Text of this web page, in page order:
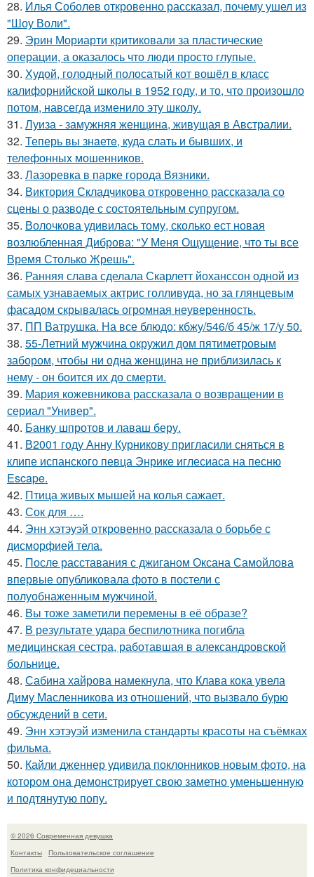
28. Илья Соболев откровенно рассказал, почему ушел из
"Шоу Воли".
29. Эрин Мориарти критиковали за пластические
операции, а оказалось что люди просто глупые.
30. Худой, голодный полосатый кот вошёл в класс
калифорнийской школы в 1952 году, и то, что произошло
потом, навсегда изменило эту школу.
31. Луиза - замужняя женщина, живущая в Австралии.
32. Теперь вы знaетe, куда слать и бывших, и
телeфонныx мошенников.
33. Лазоревка в парке города Вязники.
34. Виктория Складчикова откровенно рассказала со
сцены о разводе с состоятельным супругом.
35. Волочкова удивилась тому, сколько ест новая
возлюбленная Диброва: "У Меня Ощущение, что ты все
Время Столько Жрешь".
36. Ранняя слава сделала Скарлетт йоханссон одной из
самых узнаваемых актрис голливуда, но за глянцевым
фасадом скрывалась огромная неуверенность.
37. ПП Ватрушка. На все блюдо: кбжу/546/б 45/ж 17/у 50.
38. 55-Летний мужчина окружил дом пятиметровым
забором, чтобы ни одна женщина не приблизилась к
нему - он боится их до смерти.
39. Мария кожевникова рассказала о возвращении в
сериал "Универ".
40. Банку шпротов и лаваш беру.
41. В2001 году Анну Курникову пригласили сняться в
клипе испанского певца Энрике иглесиаса на песню
Escape.
42. Птица живых мышей на колья сажает.
43. Сок для ….
44. Энн хэтэуэй откровенно рассказала о борьбе с
дисморфией тела.
45. После расставания с джиганом Оксана Самойлова
впервые опубликовала фото в постели с
полуобнаженным мужчиной.
46. Вы тоже заметили перемены в её образе?
47. В результате удара беспилотника погибла
медицинская сестра, работавшая в александровской
больнице.
48. Сабина хайрова намекнула, что Клава кока увела
Диму Масленникова из отношений, что вызвало бурю
обсуждений в сети.
49. Энн хэтэуэй изменила стандарты красоты на съёмках
фильма.
50. Кайли дженнер удивила поклонников новым фото, на
котором она демонстрирует свою заметно уменьшенную
и подтянутую попу.
© 2026 Современная девушка
Контакты
Пользовательское соглашение
Политика конфидециальности